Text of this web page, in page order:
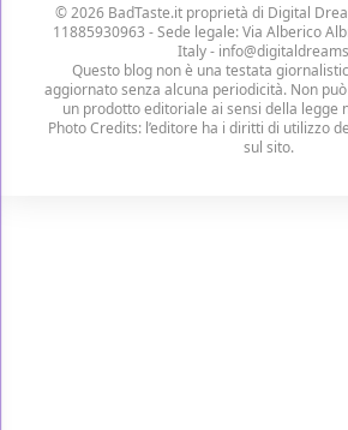
© 2026 BadTaste.it proprietà di Digital
11885930963 - Sede legale: Via Alberico
Italy -
Questo blog non è una testata
aggiornato senza alcuna periodicità. Non
un prodotto editoriale ai sensi della legge
Photo Credits: l’editore ha i diritti di utilizzo
sul sito.